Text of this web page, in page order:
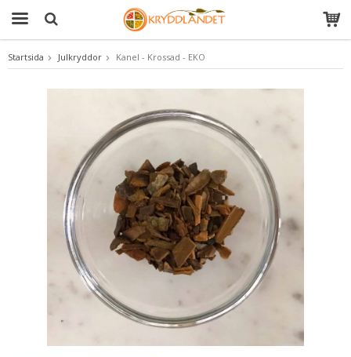
Produkten har blivit tillagd i varukorgen
Startsida Julkryddor Kanel - Krossad - EKO